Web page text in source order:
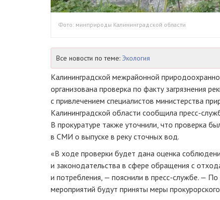
Фото: минприроды Калининградской области
Все новости по теме: Экология
Калининградской межрайонной
организована проверка по факту загрязнения
с привлечением специалистов министерства
Калининградской области сообщила пресс-
В прокуратуре также уточнили, что проверка
в СМИ о выпуске в реку сточных вод.
«В ходе проверки будет дана оценка
и законодательства в сфере обращения с
и потребления, — пояснили в пресс-службе. —
мероприятий будут приняты меры